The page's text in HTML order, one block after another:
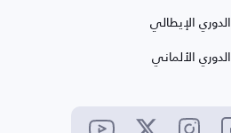
الدوري الإيطالي
الدوري الألماني